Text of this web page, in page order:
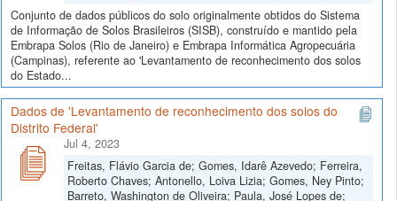
Conjunto de dados públicos do solo originalmente obtidos do Sistema
de Informação de Solos Brasileiros (SISB), construído e mantido pela
Embrapa Solos (Rio de Janeiro) e Embrapa Informática Agropecuária
(Campinas), referente ao 'Levantamento de reconhecimento dos solos
do Estado...
Dados de 'Levantamento de reconhecimento dos solos do
Distrito Federal'
Jul 4, 2023
Freitas, Flávio Garcia de; Gomes, Idarê Azevedo; Ferreira,
Roberto Chaves; Antonello, Loiva Lizia; Gomes, Ney Pinto;
Barreto, Washington de Oliveira; Paula, José Lopes de;